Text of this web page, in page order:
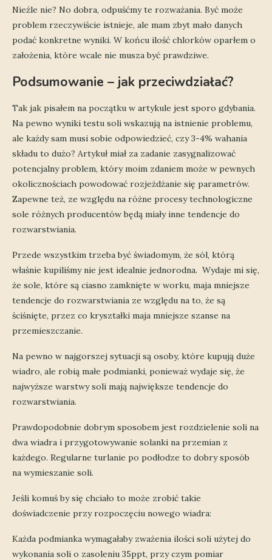
Nieźle nie? No dobra, odpuśćmy te rozważania. Być może
problem rzeczywiście istnieje, ale mam zbyt mało danych
podać konkretne wyniki. W końcu ilość chlorków oparłem o
założenia, które wcale nie musza być prawdziwe.
Podsumowanie – jak przeciwdziałać?
Tak jak pisałem na początku w artykule jest sporo gdybania.
Na pewno wyniki testu soli wskazują na istnienie problemu,
ale każdy sam musi sobie odpowiedzieć, czy 3-4% wahania
składu to dużo? Artykuł miał za zadanie zasygnalizować
potencjalny problem, który moim zdaniem może w pewnych
okolicznościach powodować rozjeżdżanie się parametrów.
Zapewne też, ze względu na różne procesy technologiczne
sole różnych producentów będą miały inne tendencje do
rozwarstwiania.
Przede wszystkim trzeba być świadomym, że sól, którą
właśnie kupiliśmy nie jest idealnie jednorodna. Wydaje mi się,
że sole, które są ciasno zamknięte w worku, maja mniejsze
tendencje do rozwarstwiania ze względu na to, że są
ściśnięte, przez co kryształki maja mniejsze szanse na
przemieszczanie.
Na pewno w najgorszej sytuacji są osoby, które kupują duże
wiadro, ale robią małe podmianki, ponieważ wydaje się, że
najwyższe warstwy soli mają największe tendencje do
rozwarstwiania.
Prawdopodobnie dobrym sposobem jest rozdzielenie soli na
dwa wiadra i przygotowywanie solanki na przemian z
każdego. Regularne turlanie po podłodze to dobry sposób
na wymieszanie soli.
Jeśli komuś by się chciało to może zrobić takie
doświadczenie przy rozpoczęciu nowego wiadra:
Każda podmianka wymagałaby zważenia ilości soli użytej do
wykonania soli o zasoleniu 35ppt, przy czym pomiar